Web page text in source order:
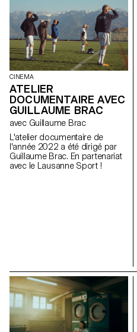
CINEMA
ATELIER
DOCUMENTAIRE AVEC
GUILLAUME BRAC
avec Guillaume Brac
L'atelier documentaire de
l'année 2022 a été dirigé par
Guillaume Brac. En partenariat
avec le Lausanne Sport !